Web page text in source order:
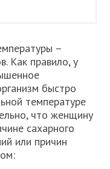
–
Как правило, у
быстро
температуре
что женщину
сахарного
или причин